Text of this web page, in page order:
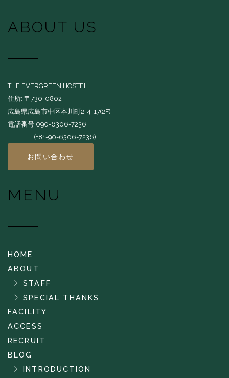
ABOUT US
THE EVERGREEN HOSTEL
住所: 〒730-0802
広島県広島市中区本川町2-4-17(2F)
電話番号:090-6306-7236
(+81-90-6306-7236)
お問い合わせ
MENU
HOME
ABOUT
STAFF
SPECIAL THANKS
FACILITY
ACCESS
RECRUIT
BLOG
INTRODUCTION